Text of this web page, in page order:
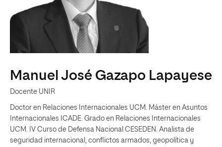
Manuel José Gazapo Lapayese
Docente UNIR
Doctor en Relaciones Internacionales UCM. Máster en Asuntos
Internacionales ICADE. Grado en Relaciones Internacionales
UCM. IV Curso de Defensa Nacional CESEDEN. Analista de
seguridad internacional, conflictos armados, geopolítica y